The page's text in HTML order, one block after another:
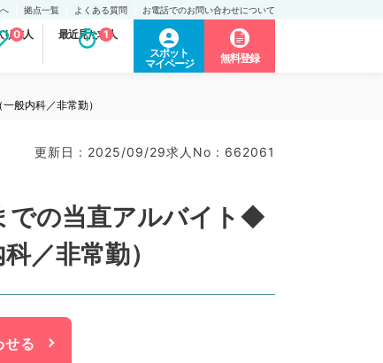
拠点一覧 よくある質問 お電話でのお問い合わせについて
り求人
0 最近見た求人
1
スポット
マイページ
無料登録
般内科／非常勤）
更新日 : 2025/09/29求人No : 662061
での当直アルバイト◆
／非常勤）
せる